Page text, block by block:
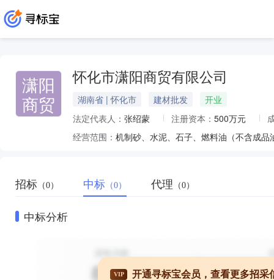
潇阳
商贸
怀化市潇阳商贸有限公司
湖南省 | 怀化市 建材批发
开业
法定代表人： 张绍蒙 注册资本： 500万元
经营范围：
招标 （0） 中标 （0） 代理 （0）
中标分析
VIP 开通寻标宝会员，查看更多招采